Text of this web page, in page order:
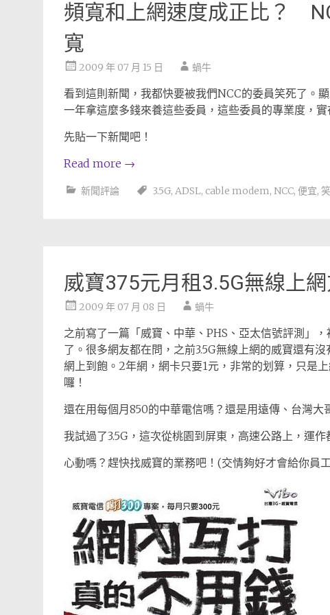
頻寬和上網速度成正比？
寬
2009 年 07 月 15 日 蝸牛
看到這則新聞，我都快要被我們NCC的委員笑死了。
一年拿這麼多錢來養這些委員，這些委員的專業度，實
先貼一下新聞吧！
Read more →
新聞評論 3.5G, ADSL, cable modem, NCC, 便宜,
威寶375元月租3.5G無線上網
2009 年 07 月 08 日 蝸牛
之前寫了一篇「威寶、中華、PHS、亞太信號評測」
了。很多網友都在問，之前3.5G無線上網的威寶還有
網上到飽。2年網，網卡只要1元，非常的划算，只是
囉！
還在用每個月850的中華電信嗎？還是用遠傳、台灣大
我試過了3.5G，這次從桃園到屏東，高速公路上，運
心動嗎？趕快找威寶的業務吧！(交情夠好才會給你員